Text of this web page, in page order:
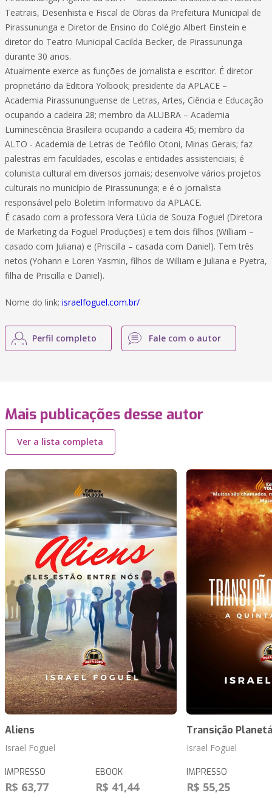
Teatrais, Desenhista e Fiscal de Obras da Prefeitura Municipal de
Pirassununga e Diretor de Ensino do Colégio Albert Einstein e
diretor do Teatro Municipal Cacilda Becker, de Pirassununga
durante 30 anos.
Atualmente exerce as funções de jornalista e escritor. É diretor
proprietário da Editora Yolbook; presidente da APLACE –
Academia Pirassununguense de Letras, Artes, Ciência e Educação
ocupando a cadeira 28; membro da ALUBRA – Academia
Luminescência Brasileira ocupando a cadeira 45; membro da
ALTO - Academia de Letras de Teófilo Otoni, Minas Gerais; faz
palestras em faculdades, escolas e entidades assistenciais; é
colunista cultural em diversos jornais; desenvolve vários projetos
culturais no município de Pirassununga; e é o jornalista
responsável pelo Boletim Informativo da APLACE.
É casado com a professora Vera Lúcia de Souza Foguel (Diretora
de Marketing da Foguel Produções) e tem dois filhos (William –
casado com Juliana) e (Priscilla – casada com Daniel). Tem três
netos (Yohann e Loren Yasmin, filhos de William e Juliana e Pyetra,
filha de Priscilla e Daniel).
Nome do link: israelfoguel.com.br/
Perfil completo Fale com o autor
Mais publicações desse autor
Ver a lista completa
Aliens
Israel Foguel
IMPRESSO
R$ 63,77
EBOOK
R$ 41,44
Transição
Israel Foguel
IMPRESSO
R$ 55,25